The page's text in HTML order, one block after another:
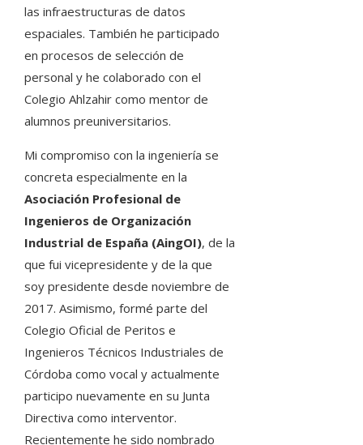
las infraestructuras de datos
espaciales. También he participado
en procesos de selección de
personal y he colaborado con el
Colegio Ahlzahir como mentor de
alumnos preuniversitarios.
Mi compromiso con la ingeniería se
concreta especialmente en la
Asociación Profesional de
Ingenieros de Organización
Industrial de España (AingOI), de la
que fui vicepresidente y de la que
soy presidente desde noviembre de
2017. Asimismo, formé parte del
Colegio Oficial de Peritos e
Ingenieros Técnicos Industriales de
Córdoba como vocal y actualmente
participo nuevamente en su Junta
Directiva como interventor.
Recientemente he sido nombrado